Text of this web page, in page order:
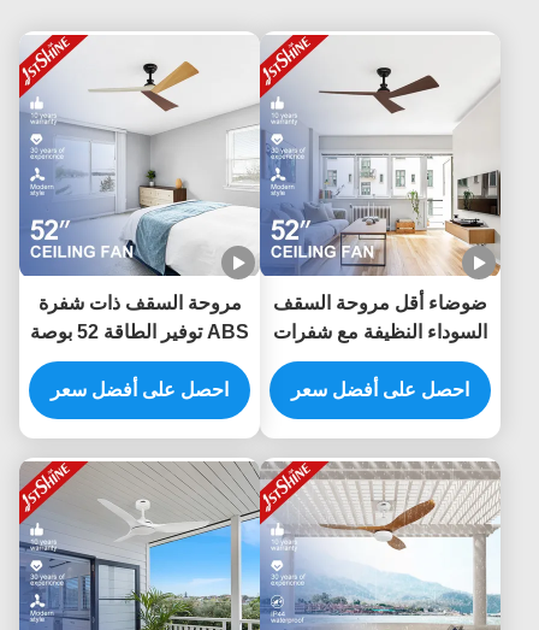
ضوضاء أقل مروحة السقف
السوداء النظيفة مع شفرات
الحبوب الخشبية الداكنة ونوع
مفتاح التحكم عن بعد
احصل على أفضل سعر
مروحة السقف ذات شفرة
ABS توفير الطاقة 52 بوصة
مع التحكم الذكي APP
والتحكم عن بعد
احصل على أفضل سعر